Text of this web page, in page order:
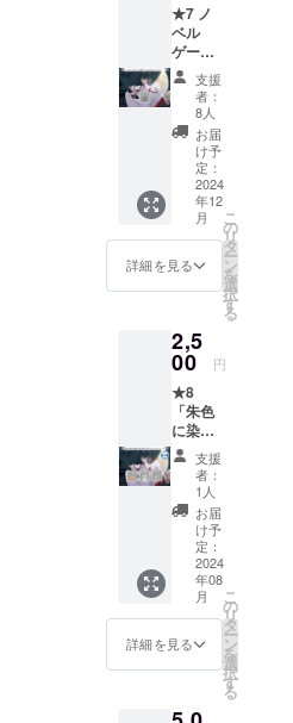
★7 ノ
ベル
ゲーム
『理人
とイ
ル』ダ
ウン
ロード
コース
●ノベル
ゲーム
『理人
とイ
ル』
支援
者：
8人
お届
け予
定：
2024
年12
月
詳細を見る
こ
の
リ
タ
ー
ン
を
選
択
す
る
2,5
00 円
★8
「朱色
に染ま
る、美
しき社
で」ダ
ウン
ロード
カード
コース
●パート
ボイス
仕様
「朱色
に染ま
る、美
で」
支援
者：
1人
お届
け予
定：
2024
年08
月
詳細を見る
こ
の
リ
タ
ー
ン
を
選
択
す
る